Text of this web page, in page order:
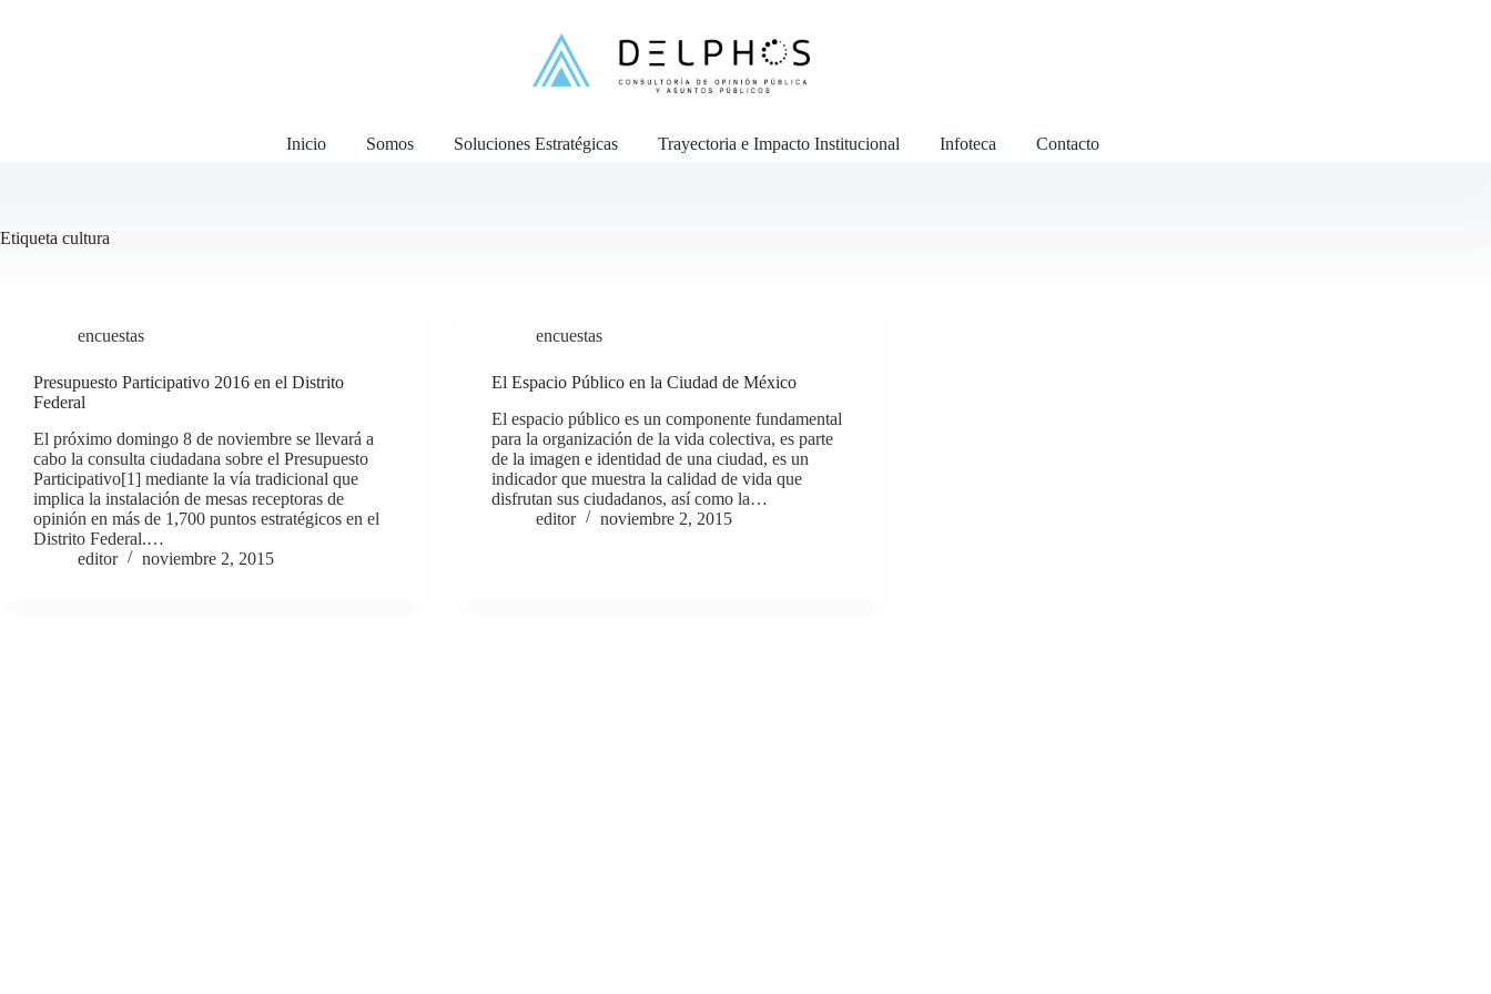
Inicio Somos Soluciones Estratégicas Trayectoria e Impacto Institucional Infoteca Contacto
Etiqueta cultura
encuestas
Presupuesto Participativo 2016 en el Distrito
Federal
El próximo domingo 8 de noviembre se llevará a
cabo la consulta ciudadana sobre el Presupuesto
Participativo[1] mediante la vía tradicional que
implica la instalación de mesas receptoras de
opinión en más de 1,700 puntos estratégicos en el
Distrito Federal.…
editor
noviembre 2, 2015
encuestas
El Espacio Público en la Ciudad de México
El espacio público es un componente fundamental
para la organización de la vida colectiva, es parte
de la imagen e identidad de una ciudad, es un
indicador que muestra la calidad de vida que
disfrutan sus ciudadanos, así como la…
editor
noviembre 2, 2015